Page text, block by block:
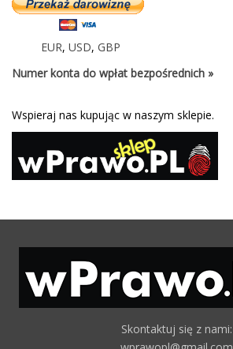
EUR, USD, GBP
Numer konta do wpłat bezpośrednich »
Wspieraj nas kupując w naszym sklepie.
Skontaktuj się z nami: